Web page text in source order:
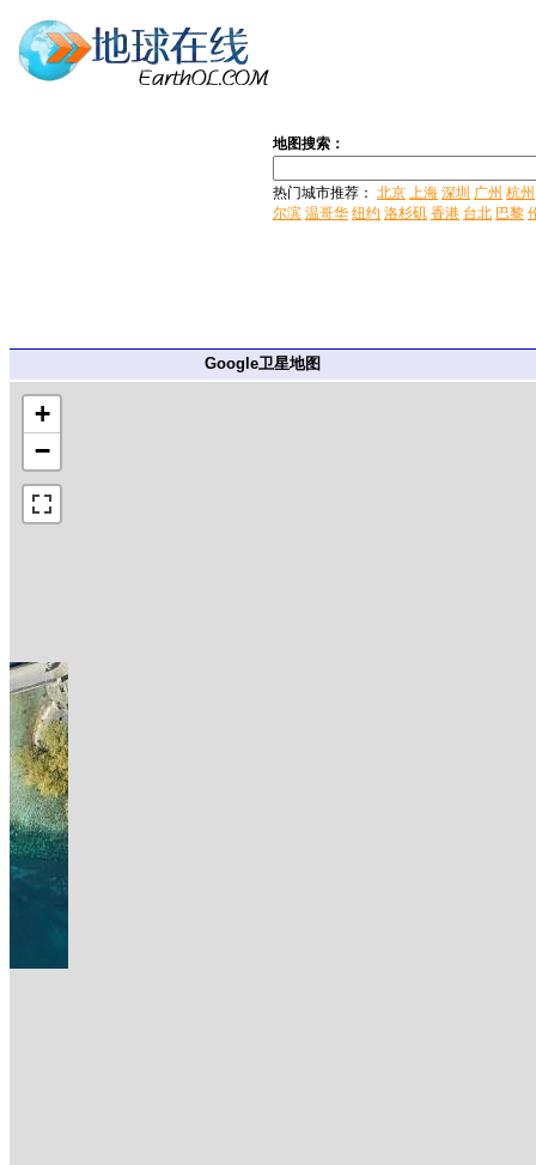
地图搜索：
热门城市推荐： 北京 上海 深圳 广州 杭州
尔滨 温哥华 纽约 洛杉矶 香港 台北 巴黎
Google卫星地图
+
−